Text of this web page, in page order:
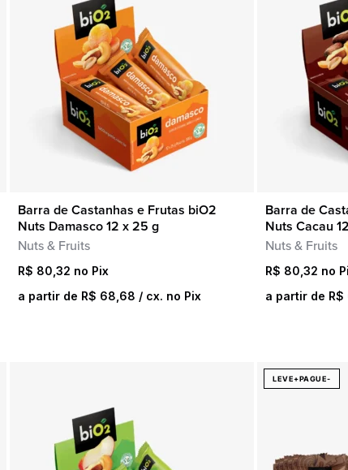
COMPRA RÁPIDA
Barra de Castanhas e Frutas biO2
Nuts Damasco 12 x 25 g
Nuts & Fruits
R$ 80,32
a partir de R$ 68,68 / cx. no Pix
Barra de
Nuts Cacau
Nuts & Fruits
R$ 80,32
a partir de R$
LEVE+PAGUE-